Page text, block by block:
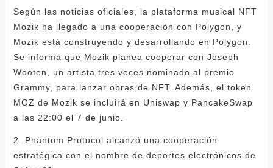
Según las noticias oficiales, la plataforma musical NFT
Mozik ha llegado a una cooperación con Polygon, y
Mozik está construyendo y desarrollando en Polygon.
Se informa que Mozik planea cooperar con Joseph
Wooten, un artista tres veces nominado al premio
Grammy, para lanzar obras de NFT. Además, el token
MOZ de Mozik se incluirá en Uniswap y PancakeSwap
a las 22:00 el 7 de junio.
2. Phantom Protocol alcanzó una cooperación
estratégica con el nombre de deportes electrónicos de